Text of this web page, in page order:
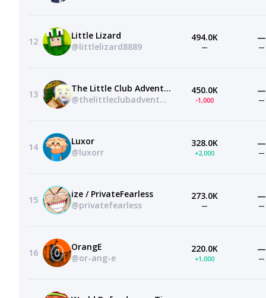
12
Little Lizard
@littlelizard8889
494.0K
—
—
—
13
The Little Club Adventures
@thelittleclubadventuresalfie
450.0K
-1,000
—
—
14
Luxor
@luxorr
328.0K
+2,000
—
—
15
ize / PrivateFearless
@privatefearless
273.0K
—
—
—
16
OrangE
@or-ang-e
220.0K
+1,000
—
—